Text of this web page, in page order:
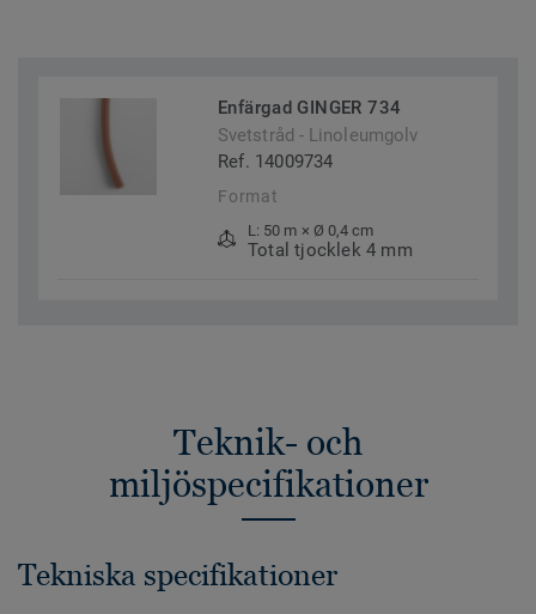
Enfärgad GINGER 734
Svetstråd - Linoleumgolv
Ref. 14009734
Format
L: 50 m × Ø 0,4 cm
Total tjocklek 4 mm
Teknik- och
miljöspecifikationer
Tekniska specifikationer